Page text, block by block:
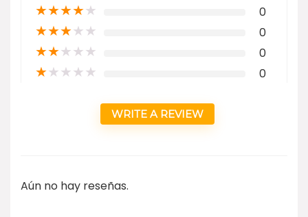
★★★★★ 0
★★★★★ 0
★★★★★ 0
★★★★★ 0
WRITE A REVIEW
Aún no hay reseñas.